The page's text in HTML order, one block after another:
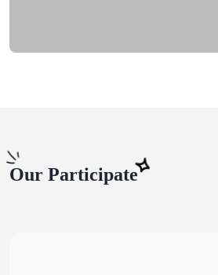
Our Participate